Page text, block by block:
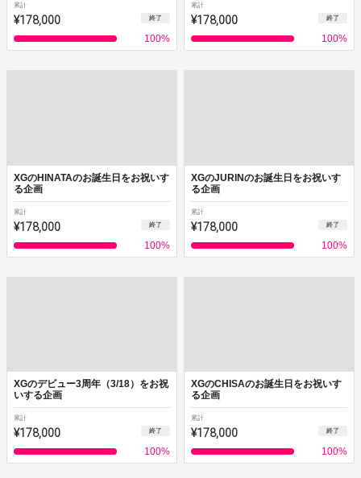
累計
¥178,000 終了
100%
累計
¥178,000 終了
100%
XGのHINATAのお誕生日をお祝いす
る企画
累計
¥178,000 終了
100%
XGのJURINのお誕生日をお祝いす
る企画
累計
¥178,000 終了
100%
XGのデビュー3周年（3/18）をお祝
いする企画
累計
¥178,000 終了
100%
XGのCHISAのお誕生日をお祝いす
る企画
累計
¥178,000 終了
100%